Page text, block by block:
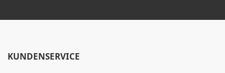
KUNDENSERVICE